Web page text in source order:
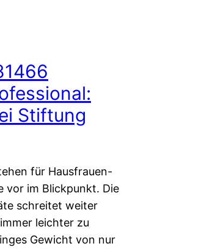
Stiftung
für Hausfrauen-
vor im Blickpunkt. Die
schreitet weiter
leichter zu
Gewicht von nur